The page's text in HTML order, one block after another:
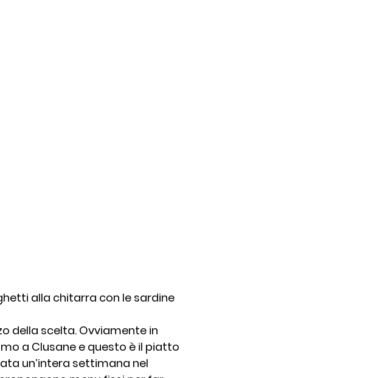
alla chitarra con le sardine
della scelta. Ovviamente in
a Clusane e questo è il piatto
un’intera settimana nel